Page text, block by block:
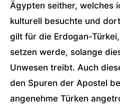
Ägypten seither, welches
kulturell besuchte und
gilt für die Erdogan-
setzen werde, solange
Unwesen treibt. Auch
den Spuren der Apostel
angenehme Türken